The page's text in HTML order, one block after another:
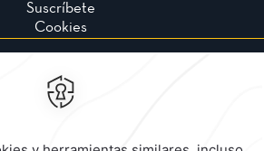
Suscríbete
Cookies
General Mariano
700, Anzures,
|800 901 2300